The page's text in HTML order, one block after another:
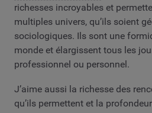
richesses incroyables et
multiples univers, qu’ils soient
sociologiques. Ils sont une
monde et élargissent tous les
professionnel ou personnel.
J’aime aussi la richesse des
qu’ils permettent et la